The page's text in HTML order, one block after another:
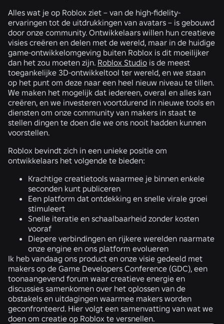
Alles wat je op Roblox ziet – van de high-fidelity-
ervaringen tot de uitdrukkingen van avatars – is gebouwd
door onze community. Ontwikkelaars willen hun creatieve
visies creëren en delen met de wereld, maar in de huidige
game-ontwikkelomgeving buiten Roblox is dit moeilijker
dan het zou moeten zijn. Roblox Studio is de meest
toegankelijke 3D-ontwikkeltool ter wereld, en we staan
op het punt om deze naar een heel nieuw niveau te tillen.
We maken het mogelijk dat iedereen, overal en alles kan
creëren, en we investeren voortdurend in nieuwe tools en
diensten om onze community van makers in staat te
stellen dingen te doen die we ons nooit hadden kunnen
voorstellen.
Roblox bevindt zich in een unieke positie om
ontwikkelaars het volgende te bieden:
Krachtige creatietools waarmee je binnen enkele
seconden kunt publiceren
Een platform dat ontdekking en snelle virale groei
stimuleert
Snelle iteratie en schaalbaarheid zonder kosten
vooraf
Diepere verbindingen en rijkere werelden naarmate
onze engine en ons platform evolueren
Ik heb vandaag ons product en onze visie gedeeld met
makers op de Game Developers Conference (GDC), een
toonaangevend forum waar creatieve energie en
discussies samenkomen over het oplossen van de
obstakels en uitdagingen waarmee makers worden
geconfronteerd. Hier volgt een samenvatting van wat we
doen om creatie op Roblox te versnellen.